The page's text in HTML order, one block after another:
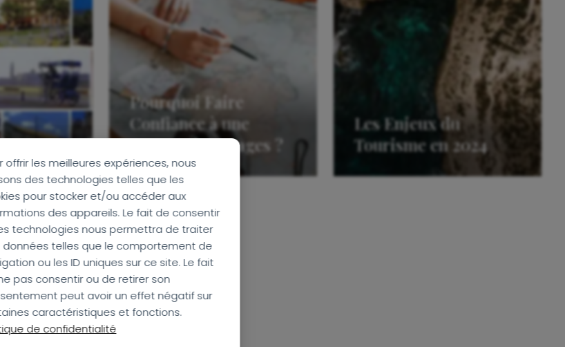
offrir les meilleures expériences, nous
des technologies telles que les
pour stocker et/ou accéder aux
des appareils. Le fait de consentir
technologies nous permettra de traiter
données telles que le comportement de
ou les ID uniques sur ce site. Le fait
pas consentir ou de retirer son
peut avoir un effet négatif sur
caractéristiques et fonctions.
de confidentialité
Pourquoi Faire
Confiance à une
Agence de Voyages ?
Les Enjeux du
Tourisme en 2024